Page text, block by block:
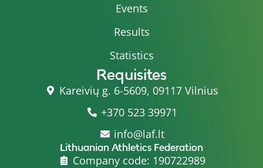
Events
Results
Statistics
Requisites
Kareivių g. 6-5609, 09117 Vilnius
+370 523 39971
info@laf.lt
Lithuanian Athletics Federation
Company code: 190722989